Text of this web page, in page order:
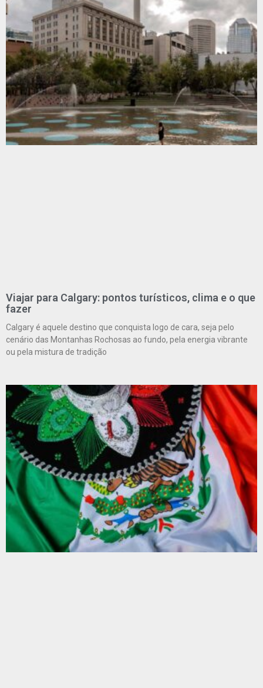
Viajar para Calgary: pontos turísticos, clima e o que
fazer
Calgary é aquele destino que conquista logo de cara, seja pelo
cenário das Montanhas Rochosas ao fundo, pela energia vibrante
ou pela mistura de tradição